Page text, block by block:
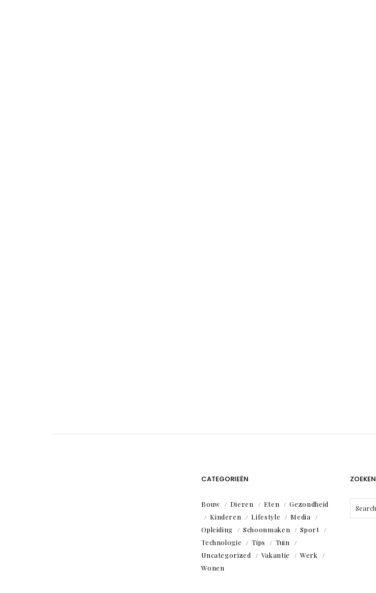
CATEGORIEËN
Bouw Dieren Eten
Gezondheid
Kinderen
Lifestyle
Media
Opleiding
Schoonmaken
Sport
Technologie
Tips
Tuin
Uncategorized
Vakantie
Werk
Wonen
ZOEKEN